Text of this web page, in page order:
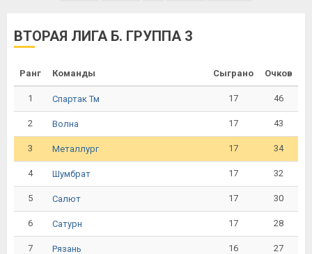
ВТОРАЯ ЛИГА Б. ГРУППА 3
Ранг Команды Сыграно Очков
1 Спартак Тм 17 46
2 Волна 17 43
3 Металлург 17 34
4 Шумбрат 17 32
5 Салют 17 30
6 Сатурн 17 28
7 Рязань 16 27